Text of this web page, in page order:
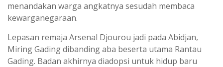
menandakan warga angkatnya sesudah membaca
kewarganegaraan.
Lepasan remaja Arsenal Djourou jadi pada Abidjan,
Miring Gading dibanding aba beserta utama Rantau
Gading. Badan akhirnya diadopsi untuk hidup baru